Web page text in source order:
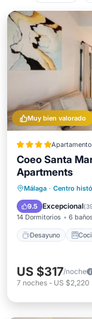
Muy bien valorado
Apartamento
Coeo Santa
Apartments
Málaga · Centro
9.5 Excepcional(
14 Dormitorios 6 baños
Desayuno
Aire
US $317/noche
7 noches - US $2,220